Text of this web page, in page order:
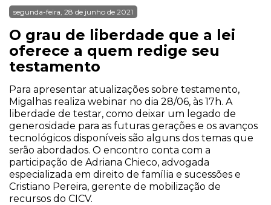
segunda-feira, 28 de junho de 2021
O grau de liberdade que a lei
oferece a quem redige seu
testamento
Para apresentar atualizações sobre testamento,
Migalhas realiza webinar no dia 28/06, às 17h. A
liberdade de testar, como deixar um legado de
generosidade para as futuras gerações e os avanços
tecnológicos disponíveis são alguns dos temas que
serão abordados. O encontro conta com a
participação de Adriana Chieco, advogada
especializada em direito de família e sucessões e
Cristiano Pereira, gerente de mobilização de
recursos do CICV.